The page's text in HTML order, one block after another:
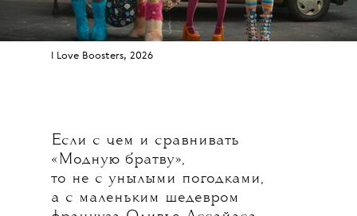
I Love Boosters, 2026
Если с чем и сравнивать
«Модную братву»,
то не с унылыми погодками,
а с маленьким шедевром